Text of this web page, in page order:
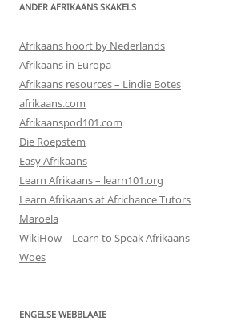
ANDER AFRIKAANS SKAKELS
Afrikaans hoort by Nederlands
Afrikaans in Europa
Afrikaans resources – Lindie Botes
afrikaans.com
Afrikaanspod101.com
Die Roepstem
Easy Afrikaans
Learn Afrikaans – learn101.org
Learn Afrikaans at Africhance Tutors
Maroela
WikiHow – Learn to Speak Afrikaans
Woes
ENGELSE WEBBLAAIE